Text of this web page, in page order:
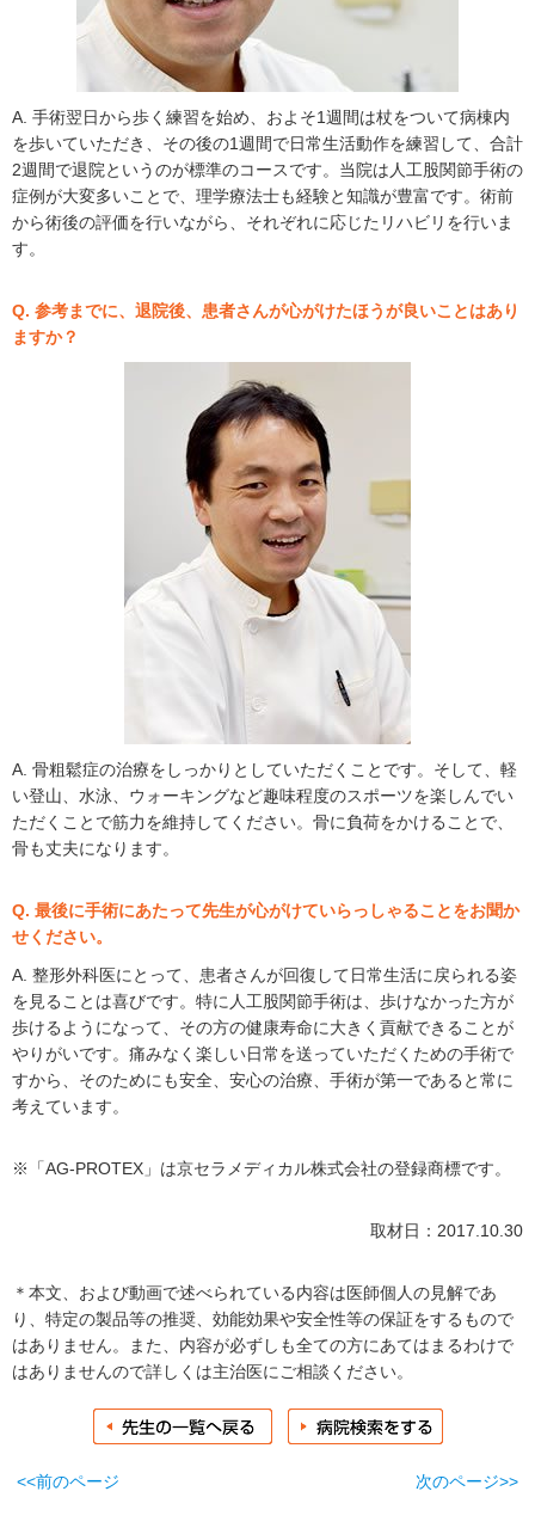
A. 手術翌日から歩く練習を始め、およそ1週間は杖をついて病棟内
を歩いていただき、その後の1週間で日常生活動作を練習して、合計
2週間で退院というのが標準のコースです。当院は人工股関節手術の
症例が大変多いことで、理学療法士も経験と知識が豊富です。術前
から術後の評価を行いながら、それぞれに応じたリハビリを行いま
す。
Q. 参考までに、退院後、患者さんが心がけたほうが良いことはあり
ますか？
A. 骨粗鬆症の治療をしっかりとしていただくことです。そして、軽
い登山、水泳、ウォーキングなど趣味程度のスポーツを楽しんでい
ただくことで筋力を維持してください。骨に負荷をかけることで、
骨も丈夫になります。
Q. 最後に手術にあたって先生が心がけていらっしゃることをお聞か
せください。
A. 整形外科医にとって、患者さんが回復して日常生活に戻られる姿
を見ることは喜びです。特に人工股関節手術は、歩けなかった方が
歩けるようになって、その方の健康寿命に大きく貢献できることが
やりがいです。痛みなく楽しい日常を送っていただくための手術で
すから、そのためにも安全、安心の治療、手術が第一であると常に
考えています。
※「AG-PROTEX」は京セラメディカル株式会社の登録商標です。
取材日：2017.10.30
＊本文、および動画で述べられている内容は医師個人の見解であ
り、特定の製品等の推奨、効能効果や安全性等の保証をするもので
はありません。また、内容が必ずしも全ての方にあてはまるわけで
はありませんので詳しくは主治医にご相談ください。
<<前のページ 次のページ>>